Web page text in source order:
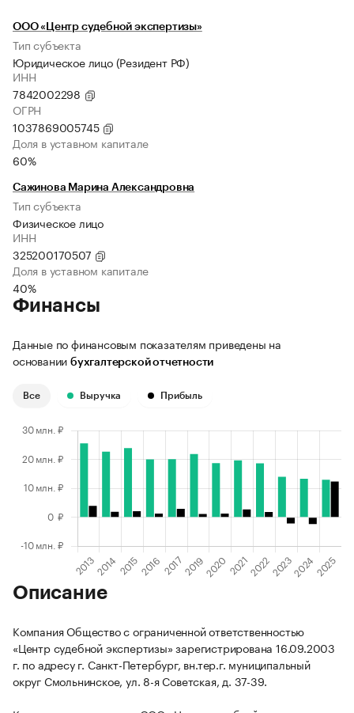
ООО «Центр судебной экспертизы»
Тип субъекта
Юридическое лицо (Резидент РФ)
ИНН
7842002298
ОГРН
1037869005745
Доля в уставном капитале
60%
Сажинова Марина Александровна
Тип субъекта
Физическое лицо
ИНН
325200170507
Доля в уставном капитале
40%
Финансы
Данные по финансовым показателям приведены на
основании бухгалтерской отчетности
Все Выручка Прибыль
Описание
Компания Общество с ограниченной ответственностью
«Центр судебной экспертизы» зарегистрирована 16.09.2003
г. по адресу г. Санкт-Петербург, вн.тер.г. муниципальный
округ Смольнинское, ул. 8-я Советская, д. 37-39.